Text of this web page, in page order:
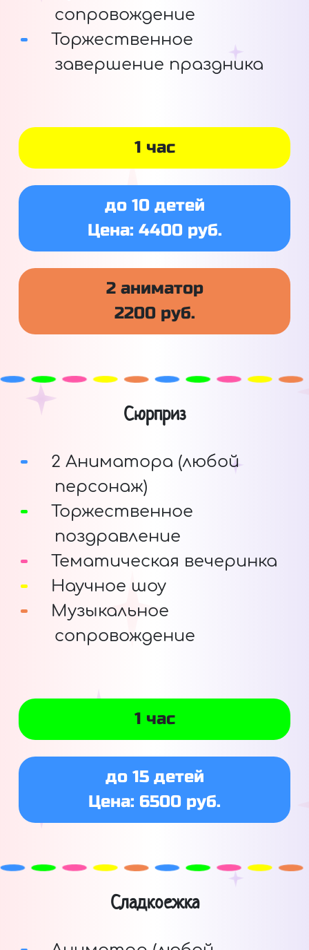
сопровождение
Торжественное
завершение праздника
1 час
до 10 детей
Цена: 4400 руб.
2 аниматор
2200 руб.
Сюрприз
2 Аниматора (любой
персонаж)
Торжественное
поздравление
Тематическая вечеринка
Научное шоу
Музыкальное
сопровождение
1 час
до 15 детей
Цена: 6500 руб.
Сладкоежка